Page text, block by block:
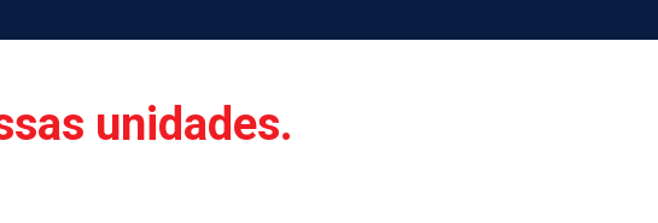
unidades.